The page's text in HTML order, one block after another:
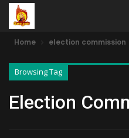
Home election commission
Browsing Tag
Election